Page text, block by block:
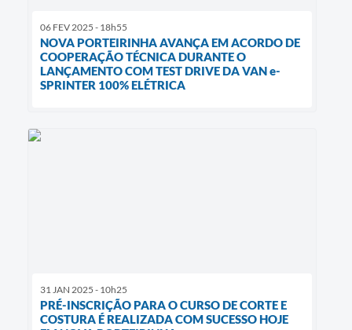
06 FEV 2025 - 18h55
NOVA PORTEIRINHA AVANÇA EM ACORDO DE
COOPERAÇÃO TÉCNICA DURANTE O
LANÇAMENTO COM TEST DRIVE DA VAN e-
SPRINTER 100% ELÉTRICA
31 JAN 2025 - 10h25
PRÉ-INSCRIÇÃO PARA O CURSO DE CORTE E
COSTURA É REALIZADA COM SUCESSO HOJE